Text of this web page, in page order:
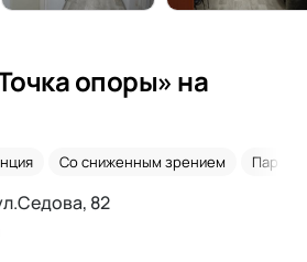
опоры» на
Со сниженным зрением
82